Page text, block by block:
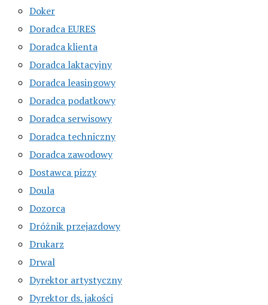
Doker
Doradca EURES
Doradca klienta
Doradca laktacyjny
Doradca leasingowy
Doradca podatkowy
Doradca serwisowy
Doradca techniczny
Doradca zawodowy
Dostawca pizzy
Doula
Dozorca
Dróżnik przejazdowy
Drukarz
Drwal
Dyrektor artystyczny
Dyrektor ds. jakości